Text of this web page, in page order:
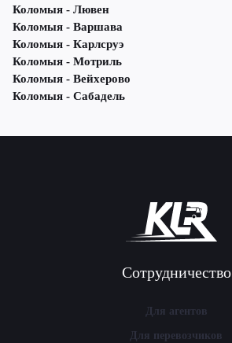
Коломыя - Лювен
Коломыя - Варшава
Коломыя - Карлсруэ
Коломыя - Мотриль
Коломыя - Вейхерово
Коломыя - Сабадель
Сотрудничество
Для агентов
Для перевозчиков